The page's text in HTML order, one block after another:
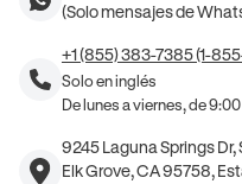
(Solo mensajes de
+1 (855) 383-7385 (1-
Solo en inglés
De lunes a viernes, de
9245 Laguna Springs Dr,
Elk Grove, CA 95758,